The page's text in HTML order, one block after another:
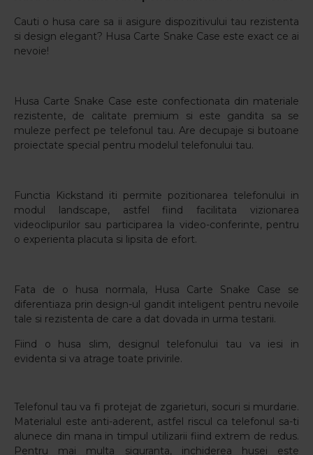
Cauti o husa care sa ii asigure dispozitivului tau rezistenta
si design elegant? Husa Carte Snake Case este exact ce ai
nevoie!
Husa Carte Snake Case este confectionata din materiale
rezistente, de calitate premium si este gandita sa se
muleze perfect pe telefonul tau. Are decupaje si butoane
proiectate special pentru modelul telefonului tau.
Functia Kickstand iti permite pozitionarea telefonului in
modul landscape, astfel fiind facilitata vizionarea
videoclipurilor sau participarea la video-conferinte, pentru
o experienta placuta si lipsita de efort.
Fata de o husa normala, Husa Carte Snake Case se
diferentiaza prin design-ul gandit inteligent pentru nevoile
tale si rezistenta de care a dat dovada in urma testarii.
Fiind o husa slim, designul telefonului tau va iesi in
evidenta si va atrage toate privirile.
Telefonul tau va fi protejat de zgarieturi, socuri si murdarie.
Materialul este anti-aderent, astfel riscul ca telefonul sa-ti
alunece din mana in timpul utilizarii fiind extrem de redus.
Pentru mai multa siguranta, inchiderea husei este